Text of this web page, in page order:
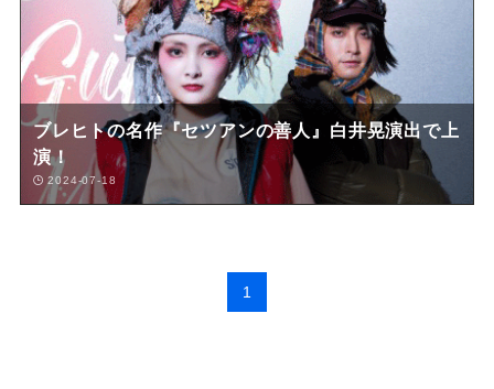
ブレヒトの名作『セツアンの善人』白井晃演出で上
演！
2024-07-18
1